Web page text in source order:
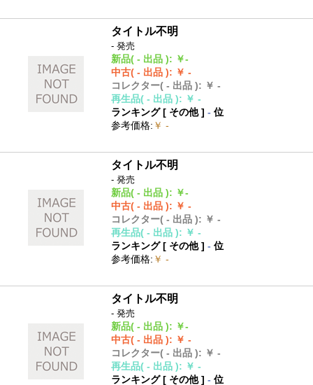
タイトル不明
- 発売
新品( - 出品 ): ￥-
中古( - 出品 ): ￥ -
コレクター( - 出品 ): ￥ -
再生品( - 出品 ): ￥ -
ランキング [ その他]- 位
参考価格: ￥ -
タイトル不明
- 発売
新品( - 出品 ): ￥-
中古( - 出品 ): ￥ -
コレクター( - 出品 ): ￥ -
再生品( - 出品 ): ￥ -
ランキング [ その他]- 位
参考価格: ￥ -
タイトル不明
- 発売
新品( - 出品 ): ￥-
中古( - 出品 ): ￥ -
コレクター( - 出品 ): ￥ -
再生品( - 出品 ): ￥ -
ランキング [ その他]- 位